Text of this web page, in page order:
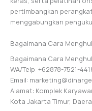
pertimbangkan perangkat
menggabungkan
Bagaimana Cara
Bagaimana Cara
WA/Telp: +62878-7521-
Email:
Alamat: Komplek
Kota Jakarta Timur,